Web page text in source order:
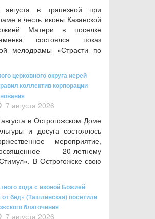
в трапезной при
в честь иконы Казанской
Матери в поселке
состоялся показ
мелодрамы «Страсти по
церковного округа иерей
коллектив корпорации
7 августа 2026
в Острогожском Доме
и досуга состоялось
мероприятие,
20‑летнему
В Острогожске свою
хода с иконой Божией
бед» (Ташлинская) посетили
благочиния
7 августа 2026